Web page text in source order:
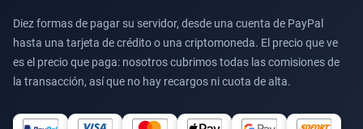
Diez formas de pagar su servidor, desde una cuenta de PayPal
hasta una tarjeta de crédito o una criptomoneda. El precio que ve
es el precio que paga: nosotros cubrimos todas las comisiones de
la transacción, así que no hay recargos ni cuota de alta.